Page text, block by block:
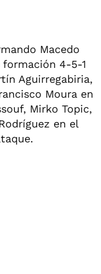
Macedo
formación 4-5-1
Aguirregabiria,
Moura en
Mirko Topic,
en el